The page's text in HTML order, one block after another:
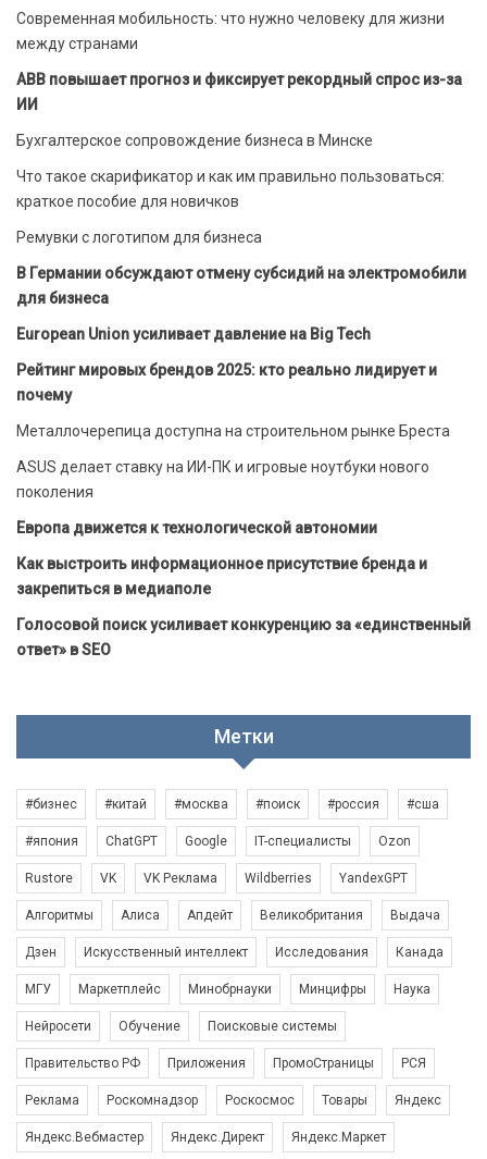
Современная мобильность: что нужно человеку для жизни
между странами
ABB повышает прогноз и фиксирует рекордный спрос из-за
ИИ
Бухгалтерское сопровождение бизнеса в Минске
Что такое скарификатор и как им правильно пользоваться:
краткое пособие для новичков
Ремувки с логотипом для бизнеса
В Германии обсуждают отмену субсидий на электромобили
для бизнеса
European Union усиливает давление на Big Tech
Рейтинг мировых брендов 2025: кто реально лидирует и
почему
Металлочерепица доступна на строительном рынке Бреста
ASUS делает ставку на ИИ-ПК и игровые ноутбуки нового
поколения
Европа движется к технологической автономии
Как выстроить информационное присутствие бренда и
закрепиться в медиаполе
Голосовой поиск усиливает конкуренцию за «единственный
ответ» в SEO
Метки
#бизнес #китай #москва #поиск #россия #сша
#япония ChatGPT Google IT-специалисты Ozon
Rustore VK VK Реклама Wildberries YandexGPT
Алгоритмы Алиса Апдейт Великобритания Выдача
Дзен Искусственный интеллект Исследования Канада
МГУ Маркетплейс Минобрнауки Минцифры Наука
Нейросети Обучение Поисковые системы
Правительство РФ Приложения ПромоСтраницы РСЯ
Реклама Роскомнадзор Роскосмос Товары Яндекс
Яндекс.Вебмастер Яндекс.Директ Яндекс.Маркет